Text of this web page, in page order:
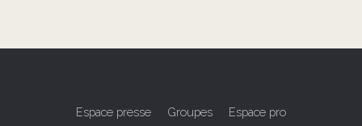
Espace presse Groupes Espace pro